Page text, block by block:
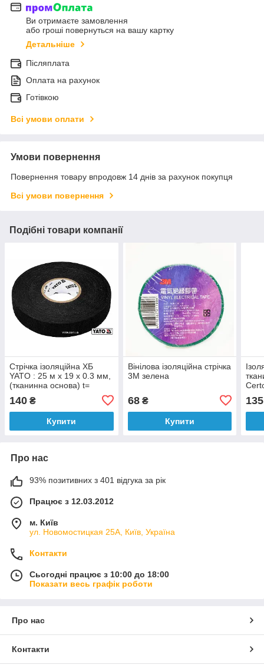
Ви отримаєте замовлення
або гроші повернуться на вашу картку
Детальніше
Післяплата
Оплата на рахунок
Готівкою
Всі умови оплати
Умови повернення
Повернення товару впродовж 14 днів за рахунок покупця
Всі умови повернення
Подібні товари компанії
Стрічка ізоляційна ХБ
YATO : 25 м x 19 x 0.3 мм,
(тканинна основа) t=
140 ₴
Купити
Вінілова ізоляційна стрічка
3М зелена
68₴
Купити
135
Про нас
93% позитивних з 401 відгука за рік
Працює з 12.03.2012
м. Київ
ул. Новомостицкая 25А, Київ, Україна
Контакти
Сьогодні працює з 10:00 до 18:00
Показати весь графік роботи
Про нас
Контакти